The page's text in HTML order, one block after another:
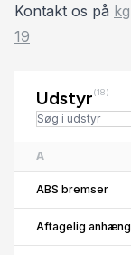
Kontakt os på
19
Udstyr(18)
A
ABS bremser
Aftagelig